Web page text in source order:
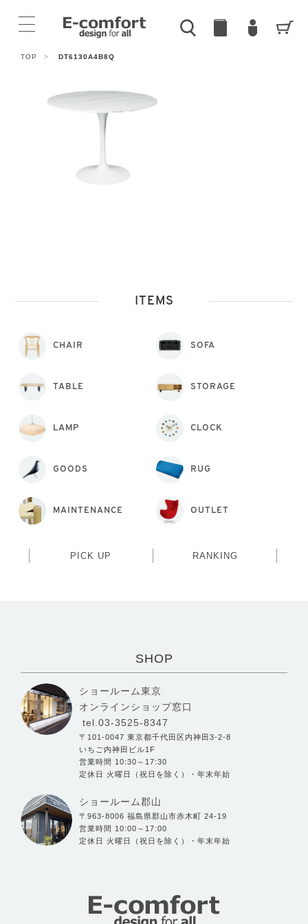
TOP > DT6130A4B8Q
ITEMS
CHAIR SOFA
TABLE STORAGE
LAMP CLOCK
GOODS RUG
MAINTENANCE OUTLET
PICK UP RANKING
SHOP
ショールーム東京
オンラインショップ窓口
tel.03-3525-8347
〒101-0047 東京都千代田区内神田3-2-8
いちご内神田ビル1F
営業時間 10:30～17:30
定休日 火曜日（祝日を除く）・年末年始
ショールーム郡山
〒963-8006 福島県郡山市赤木町 24-19
営業時間 10:00～17:00
定休日 火曜日（祝日を除く）・年末年始